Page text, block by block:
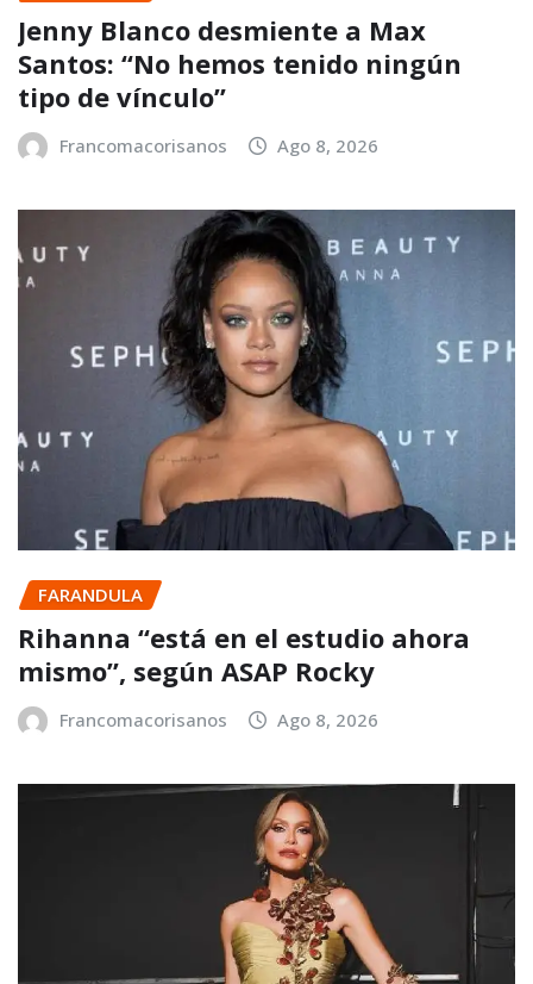
Jenny Blanco desmiente a Max
Santos: “No hemos tenido ningún
tipo de vínculo”
Francomacorisanos Ago 8, 2026
FARANDULA
Rihanna “está en el estudio ahora
mismo”, según ASAP Rocky
Francomacorisanos Ago 8, 2026